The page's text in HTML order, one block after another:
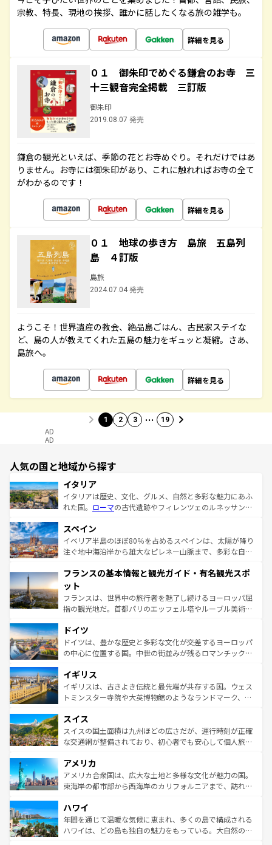
宗教、特長、現地の挨拶、誰かに話したくなる旅の雑学も。
詳細を見る
０１ 御朱印でめぐる鎌倉のお寺 三
十三観音完全掲載 三訂版
御朱印
2019.08.07 発売
鎌倉の観光といえば、季節の花とお寺めぐり。それだけではあ
りません。お寺には御朱印があり、これに触れればお寺の全て
がわかるのです！
詳細を見る
０１ 地球の歩き方 島旅 五島列
島 ４訂版
島旅
2024.07.04 発売
ようこそ！世界遺産の教会、絶品島ごはん、古民家ステイな
ど、島の人が教えてくれた五島の魅力をギュッと凝縮。さあ、
島旅へ。
詳細を見る
1 2 3 … 19
AD
AD
人気の国と地域から探す
イタリア
イタリアは歴史、文化、グルメ、自然と多彩な魅力にあふ
れた国。 ローマの古代遺跡やフィレンツェのルネッサンス
ろん、トスカーナの美しい田園風景やアマルフィ海岸の絶
景など、自然景観も見逃せない。観光の合間には、本場の
ピザやパスタなど、絶品のイタリア料理を堪能することも
ませてくれるイタリアで、忘れられない旅をしてみよう！
なお、新着のイタリア情報は
しい。
スペイン
イベリア半島のほぼ80％を占めるスペインは、太陽が降り
注ぐ地中海沿岸から雄大なピレネー山脈まで、多彩な自然
文化が根付くこの国では、情熱的なフラメンコ、熱気あふ
れる闘牛、そして美味しいタパスが生活の一部となってい
る。首都マドリードの洗練された雰囲気や、バルセロナの
アートに溢れた街角から、地方では古代ローマ遺跡や中世
せる。地方によって風土や気候が異なるスペインはその個
性で訪れる人を魅了する。 なお、新着のスペイン情報は コ
ンテンツ一覧を参照してほしい。
フランスの基本情報と観光ガイド・有名観光スポ
ット
フランスは、世界中の旅行者を魅了し続けるヨーロッパ屈
指の観光地だ。首都パリのエッフェル塔やルーブル美術館
で、幅広い魅力が詰まっている。華麗な宮殿、歴史的な大
聖堂、美しいビーチ、そして豊かな自然が、訪れる者を心
から魅了する。また、フランスは美食の国としても知ら
いる。シャンパンの発祥地であるランス、プロヴァンスの
香り高いラベンダー畑など、多彩な楽しみ方が可能だ。さ
らに、パリ以外の地域にも魅力が溢れており、どの街角に
れる地方に足を運ぶとそれぞれで全く異なる文化を体験で
きるだろう。 なお、新着のフランス情報はコンテンツ一覧
を参照してほしい。
ドイツ
ドイツは、豊かな歴史と多彩な文化が交差するヨーロッパ
の中心に位置する国。中世の街並みが残るロマンチック街
顔を持つこの国は、どこを歩いても飽きることがない。ベ
ルリンの文化的活気、バイエルン州のアルプスの絶景、そ
してライン川沿いのワイン畑といった風景は必見。ビール
は、お酒好きな人にはぜひ体験してほしい。 なお、新着の
ドイツ情報はコンテンツ一覧を参照してほしい。
イギリス
イギリスは、古きよき伝統と最先端が共存する国。ウェス
トミンスター寺院や大英博物館のようなランドマーク、歴
リアごとに異なる魅力がある。また、優雅なアフタヌーン
ティー、ビール好きにはたまらない英国パブ、サッカー観
戦など、本場だからこそできる体験も豊富。イギリスを旅
ンツ一覧を参照してほしい。
スイス
スイスの国土面積は九州ほどの広さだが、運行時刻が正確
な交通網が整備されており、初心者でも安心して個人旅行
の建物がそのまま残る町や、スイスならではのユニークな
博物館もあり、アルプス観光だけでなく町歩きも満喫する
ことができる。国民の所得が高いため物価も高いが、旅行
ば市内交通費無料で観光を楽しむこともできる。 なお、新
着のスイス情報はコンテンツ一覧 を参照してほしい。
アメリカ
アメリカ合衆国は、広大な土地と多様な文化が魅力の国。
東海岸の都市部から西海岸のカリフォルニアまで、訪れる
のような巨大都市は、観光、ショッピング、エンターテイ
ンメントが詰まった刺激的なスポットだ。一方、アメリカ
西部には大自然が広がり、グランドキャニオンやイエロー
ハワイ
年間を通じて温暖な気候に恵まれ、多くの島で構成される
ハワイは、どの島も独自の魅力をもっている。大自然の神